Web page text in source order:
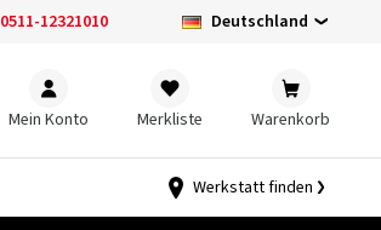
0511-12321010 Deutschland
Mein Konto Merkliste Warenkorb
Werkstatt finden